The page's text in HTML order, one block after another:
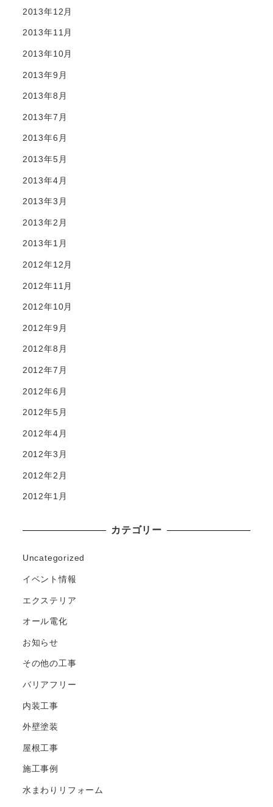
2013年12月
2013年11月
2013年10月
2013年9月
2013年8月
2013年7月
2013年6月
2013年5月
2013年4月
2013年3月
2013年2月
2013年1月
2012年12月
2012年11月
2012年10月
2012年9月
2012年8月
2012年7月
2012年6月
2012年5月
2012年4月
2012年3月
2012年2月
2012年1月
カテゴリー
Uncategorized
イベント情報
エクステリア
オール電化
お知らせ
その他の工事
バリアフリー
内装工事
外壁塗装
屋根工事
施工事例
水まわりリフォーム